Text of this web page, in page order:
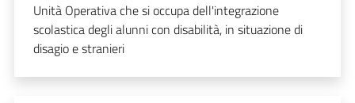
Unità Operativa che si occupa dell'integrazione
scolastica degli alunni con disabilità, in situazione di
disagio e stranieri